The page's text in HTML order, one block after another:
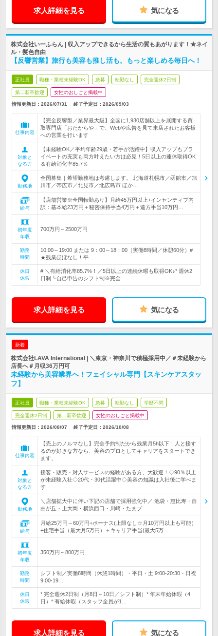
求人詳細を見る 気になる
株式会社いーふらん | 収入アップできるから生活の質もあがります！★ネイ
ル・髪色自由
【反響営業】旅行も美容も推し活も。もっと楽しめる毎日へ！
正社員 職種・業種未経験OK 急募 転勤なし 完全週休2日制
第二新卒歓迎 女性のおしごと掲載中
情報更新日：2026/07/31 終了予定日： 2026/09/03
仕事内容
【完全反響型／業界最大級】全国に1,930店舗以上を展開する買
取専門店「おたからや」で、Webや広告を見て来店されたお客様
への営業を行います
対象と
なる方
【未経験OK／平均年齢29歳・若手が活躍中】収入アップもプラ
イベートの充実も両方叶えたい方は必見！5日以上の連休取得OK
＆有給消化率85.7％
勤務地
全国募集｜希望勤務地は考慮します。 北海道札幌市／函館市／旭
川市／帯広市／北見市／北広島市 ほか…
給与
【店舗営業※全国転勤あり】月給45万円以上+インセンティブ内
訳：基本給23万円＋秘密保持手当4万円＋遠方手当10万円…
初年度
年収
700万円～2500万円
勤務
時間
10:00～19:00 または 9：00～18：00（実働8時間／休憩60分）#
★残業ほぼなし！平…
休日
休暇
# ＼有給消化率85.7%！／5日以上の連続休暇も取得OK♪* 週休2
日制┗自己申告のシフト制※完全…
求人詳細を見る 気になる
新着
株式会社LAVA International | ＼東京・神奈川で積極採用中／＃未経験から
店長へ＃月収36万円可
未経験から美容業界へ！フェイシャル専門【スキンケアスタッ
フ】
正社員 職種・業種未経験OK 急募 転勤なし 学歴不問
完全週休2日制 第二新卒歓迎 女性のおしごと掲載中
情報更新日：2026/08/07 終了予定日： 2026/10/08
仕事内容
【売上のノルマなし】完全予約制だから残業月5h以下！人と接す
るのが好きな方なら、美容のプロとしてキャリアをスタートでき
ます。
対象と
なる方
接客・販売・対人サービスの経験がある方、大歓迎！◇90％以上
が未経験入社◇20代・30代活躍中◇美容の知識は入社後に学べま
す
勤務地
＼店舗拡大中に伴い下記の店舗で採用強化中／ 池袋・恵比寿・自
由が丘・上大岡・横浜西口・川崎・たまプ…
給与
月給25万円～60万円+ボーナス(上限なし☆月10万円以上も可能）
+住宅手当（最大月5万円）＋キャリア手当(最大5万…
初年度
年収
350万円～800万円
勤務
時間
シフト制／実働8時間（休憩1時間）・平日・土 9:00-20:30・日祝
9:00-19…
休日
休暇
* 完全週休2日制（月8日～10日／シフト制）* 年末年始休暇（4
日）* 有給休暇（スタッフ全員が1…
求人詳細を見る 気になる